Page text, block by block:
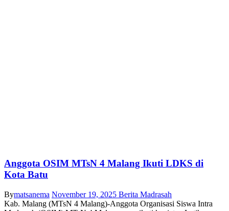
Anggota OSIM MTsN 4 Malang Ikuti LDKS di
Kota Batu
Bymatsanema November 19, 2025 Berita Madrasah
Kab. Malang (MTsN 4 Malang)-Anggota Organisasi Siswa Intra